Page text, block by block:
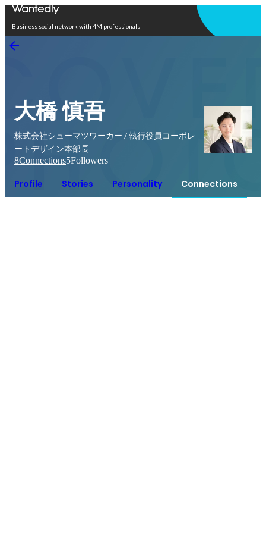
Business social network with 4M professionals
大橋 慎吾
株式会社シューマツワーカー / 執行役員コーポレ
ートデザイン本部長
8Connections5Followers
Profile Stories Personality Connections